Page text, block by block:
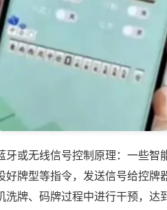
牙或无线信号控制原理：一些智
好牌型等指令，发送信号给控牌
洗牌、码牌过程中进行干预，达